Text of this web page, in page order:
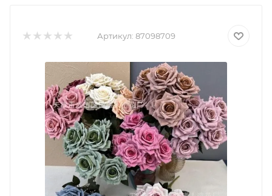
Артикул: 87098709